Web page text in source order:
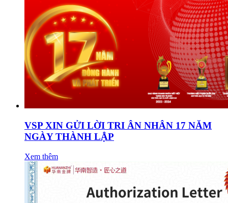
VSP XIN GỬI LỜI TRI ÂN NHÂN 17 NĂM
NGÀY THÀNH LẬP
Xem thêm